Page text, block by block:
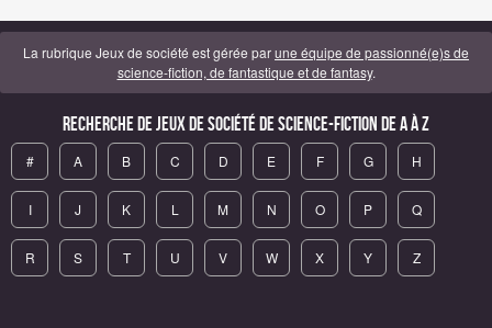
La rubrique Jeux de société est gérée parune équipe de passionné(e)s de
science-fiction, de fantastique et de fantasy.
Recherche de Jeux de société de science-fiction de A à Z
# A B C D E F G H
I J K L M N O P Q
R S T U V W X Y Z